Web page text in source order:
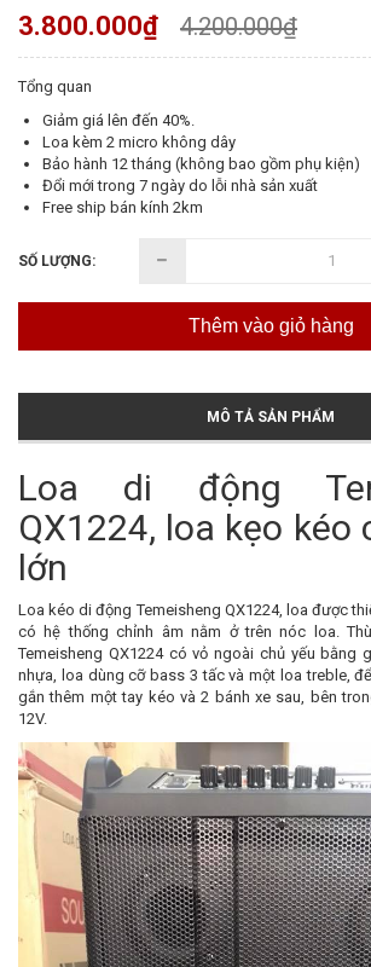
3.800.000₫ 4.200.000₫
Tổng quan
Giảm giá lên đến 40%.
Loa kèm 2 micro không dây
Bảo hành 12 tháng (không bao gồm phụ kiện)
Đổi mới trong 7 ngày do lỗi nhà sản xuất
Free ship bán kính 2km
SỐ LƯỢNG:
Thêm vào giỏ hàng
MÔ TẢ SẢN PHẨM
Loa di động
QX1224, loa kẹo kéo
lớn
Loa kéo di động Temeisheng QX1224, loa được
có hệ thống chỉnh âm nằm ở trên nóc loa.
Temeisheng QX1224 có vỏ ngoài chủ yếu bằng
nhựa, loa dùng cỡ bass 3 tấc và một loa treble,
gắn thêm một tay kéo và 2 bánh xe sau, bên
12V.